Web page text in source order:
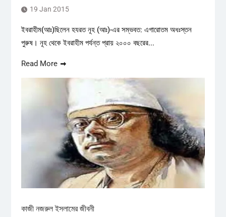
19 Jan 2015
ইবরাহীম(আঃ)ছিলেন হযরত নূহ (আঃ)-এর সম্ভবত: এগারোতম অধঃস্তন
পুরুষ। নূহ থেকে ইবরাহীম পর্যন্ত প্রায় ২০০০ বছরের...
Read More
কাজী নজরুল ইসলামের জীবনী